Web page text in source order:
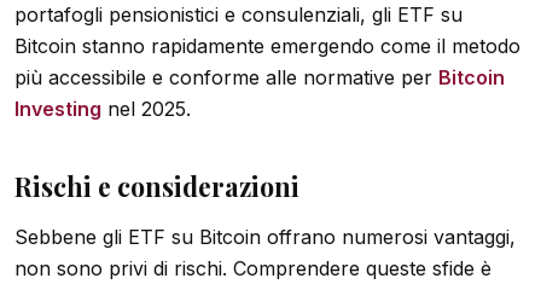
portafogli pensionistici e consulenziali, gli ETF su
Bitcoin stanno rapidamente emergendo come il metodo
più accessibile e conforme alle normative per Bitcoin
Investing nel 2025.
Rischi e considerazioni
Sebbene gli ETF su Bitcoin offrano numerosi vantaggi,
non sono privi di rischi. Comprendere queste sfide è